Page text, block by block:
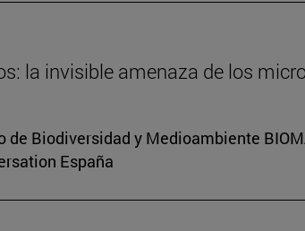
la invisible amenaza de los
Biodiversidad y Medioambiente
España